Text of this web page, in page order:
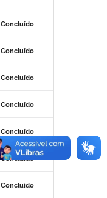
Concluído
Concluído
Concluído
Concluído
Concluído
Concluído
Concluído